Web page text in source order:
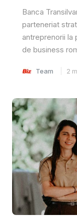
Banca
parteneriat
antreprenorii la
de business
Team 2